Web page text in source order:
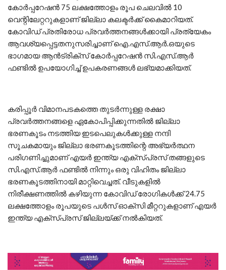
കോര്‍പ്പറേഷന്‍ 75 ലക്ഷത്തോളം രൂപ ചെലവില്‍ 10
വെന്റിലേറ്ററുകളാണ് ജില്ലാ കലക്ടര്‍ക്ക് കൈമാറിയത്.
കോവിഡ് പ്രതിരോധ പ്രവര്‍ത്തനങ്ങള്‍ക്കായി പ്രത്യേകം
ആവശ്യപ്പെട്ടതനുസരിച്ചാണ് ഐ.എസ്.ആര്‍.ഒയുടെ
ഭാഗമായ ആന്‍ട്രിക്‌സ് കോര്‍പ്പറേഷന്‍ സി.എസ്.ആര്‍
ഫണ്ടില്‍ ഉപയോഗിച്ച് ഉപകരണങ്ങള്‍ ലഭ്യമാക്കിയത്.
കരിപ്പൂർ വിമാനപടകത്തെ തുടര്‍ന്നുള്ള രക്ഷാ
പ്രവര്‍ത്തനങ്ങളെ ഏകോപിപ്പിക്കുന്നതില്‍ ജില്ലാ
ഭരണകൂടം നടത്തിയ ഇടപെലുകള്‍ക്കുള്ള നന്ദി
സൂചകമായും ജില്ലാ ഭരണകൂടത്തിന്റെ അഭ്യർത്ഥന
പരിഗണിച്ചുമാണ് എയര്‍ ഇന്ത്യ എക്സ്പ്രസ് തങ്ങളുടെ
സി.എസ്.ആര്‍ ഫണ്ടില്‍ നിന്നും ഒരു വിഹിതം ജില്ലാ
ഭരണകൂടത്തിനായി മാറ്റിവെച്ചത്. വീടുകളില്‍
നിരീക്ഷണത്തില്‍ കഴിയുന്ന കോവിഡ് രോഗികള്‍ക്ക് 24.75
ലക്ഷത്തോളം രൂപയുടെ പള്‍സ് ഓക്‌സി മീറ്ററുകളാണ് എയര്‍
ഇന്ത്യ എക്സ്പ്രസ് ജില്ലയ്‍ക്ക് നല്‍കിയത്.